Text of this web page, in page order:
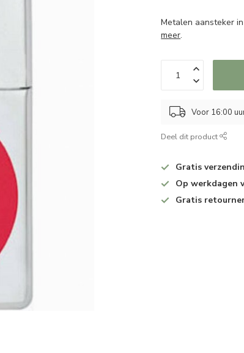
Metalen aansteker
meer.
Voor 16:00
Deel dit product
Gratis
Op werkdagen
Gratis